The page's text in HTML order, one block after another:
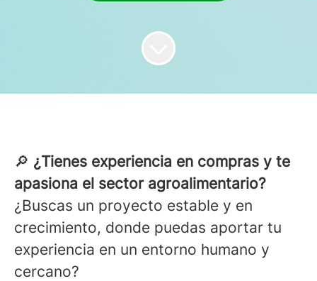
🔎 ¿Tienes experiencia en compras y te
apasiona el sector agroalimentario?
¿Buscas un proyecto estable y en
crecimiento, donde puedas aportar tu
experiencia en un entorno humano y
cercano?